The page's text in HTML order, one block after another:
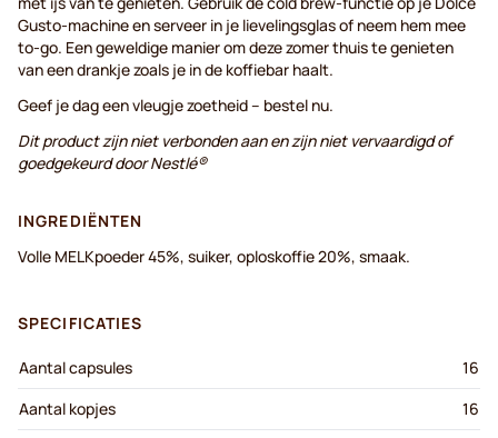
Gusto-machine en serveer in je lievelingsglas of neem hem mee
to-go. Een geweldige manier om deze zomer thuis te genieten
van een drankje zoals je in de koffiebar haalt.
Geef je dag een vleugje zoetheid – bestel nu.
Dit product zijn niet verbonden aan en zijn niet vervaardigd of
goedgekeurd door Nestlé®
INGREDIËNTEN
Volle MELKpoeder 45%, suiker, oploskoffie 20%, smaak.
SPECIFICATIES
Aantal capsules
16
Aantal kopjes
16